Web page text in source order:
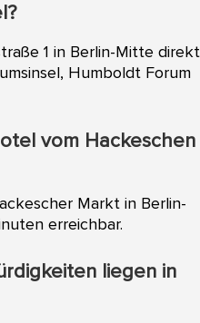
1 in Berlin-Mitte direkt
Humboldt Forum
vom Hackeschen
Markt in Berlin-
erreichbar.
liegen in